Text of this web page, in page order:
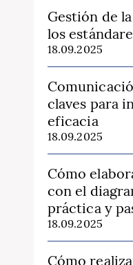
Gestión de
los
18.09.2025
claves para
eficacia
18.09.2025
Cómo
con el
práctica y
18.09.2025
Cómo